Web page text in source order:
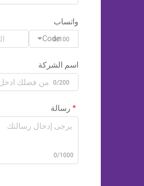
واتساب
Code0/100
اسم الشركة
0/200
رسالة
0/1000